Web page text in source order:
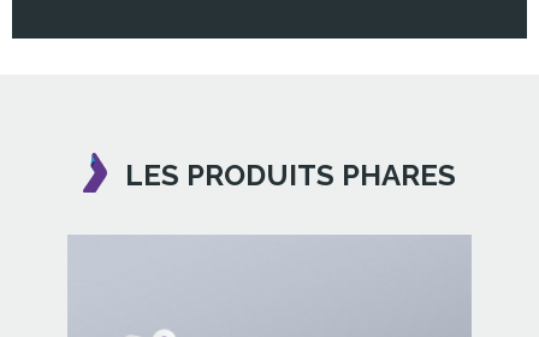
LES PRODUITS PHARES